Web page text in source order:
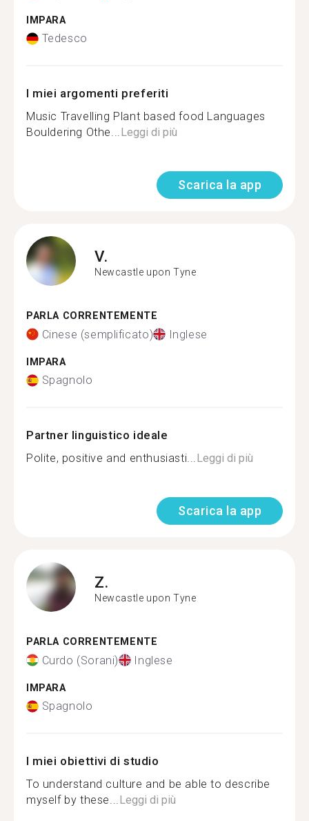
IMPARA
Tedesco
I miei argomenti preferiti
Music Travelling Plant based food Languages
Bouldering Othe...Leggi di più
Scarica la app
V.
Newcastle upon Tyne
PARLA CORRENTEMENTE
Cinese (semplificato) Inglese
IMPARA
Spagnolo
Partner linguistico ideale
Polite, positive and enthusiasti...Leggi di più
Scarica la app
Z.
Newcastle upon Tyne
PARLA CORRENTEMENTE
Curdo (Sorani) Inglese
IMPARA
Spagnolo
I miei obiettivi di studio
To understand culture and be able to describe
myself by these...Leggi di più